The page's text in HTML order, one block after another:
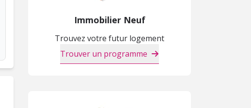
Immobilier Neuf
Trouvez votre futur logement
Trouver un programme